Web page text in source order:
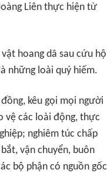
Liên thực hiện từ
hoang dã sau cứu hộ
những loài quý hiếm.
kêu gọi mọi người
vệ các loài động, thực
nghiêm túc chấp
vận chuyển, buôn
bộ phận có nguồn gốc